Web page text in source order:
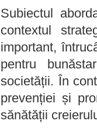
Subiectul
contextul
important,
pentru
societății. În
prevenției și
sănătății